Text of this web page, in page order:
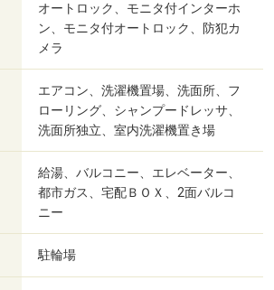
オートロック、モニタ付インターホ
ン、モニタ付オートロック、防犯カ
メラ
エアコン、洗濯機置場、洗面所、フ
ローリング、シャンプードレッサ、
洗面所独立、室内洗濯機置き場
給湯、バルコニー、エレベーター、
都市ガス、宅配ＢＯＸ、2面バルコ
ニー
駐輪場